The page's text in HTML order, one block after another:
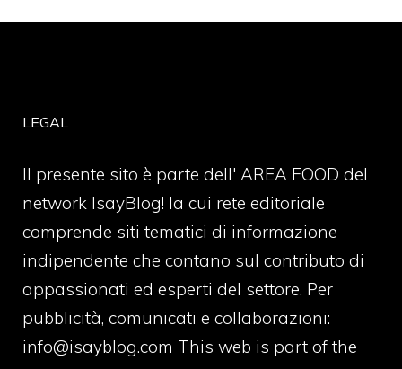
LEGAL
Il presente sito è parte dell' AREA FOOD del
network IsayBlog! la cui rete editoriale
comprende siti tematici di informazione
indipendente che contano sul contributo di
appassionati ed esperti del settore. Per
pubblicità, comunicati e collaborazioni:
info@isayblog.com This web is part of the